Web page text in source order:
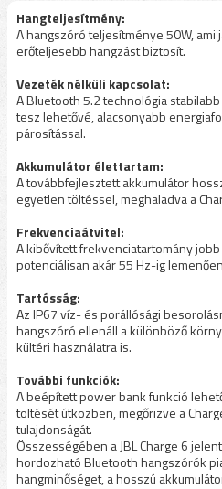
Hangteljesítmény:
A hangszóró teljesítménye 50W,
erőteljesebb hangzást biztosít.
Vezeték nélküli kapcsolat:
A Bluetooth 5.2 technológia
tesz lehetővé, alacsonyabb
párosítással.
Akkumulátor élettartam:
A továbbfejlesztett akkumulátor
egyetlen töltéssel, meghaladva a
Frekvenciaátvitel:
A kibővített frekvenciatartomány
potenciálisan akár 55 Hz-ig
Tartósság:
Az IP67 víz- és porállósági
hangszóró ellenáll a különböző
kültéri használatra is.
További funkciók:
A beépített power bank funkció
töltését útközben, megőrizve a
tulajdonságát.
Összességében a JBL Charge 6
hordozható Bluetooth hangszórók
hangminőséget, a hosszú